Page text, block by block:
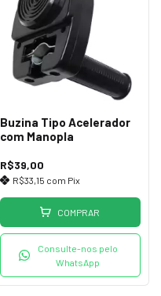
Buzina Tipo Acelerador
com Manopla
R$39,00
R$33,15 com Pix
COMPRAR
Consulte-nos pelo
WhatsApp